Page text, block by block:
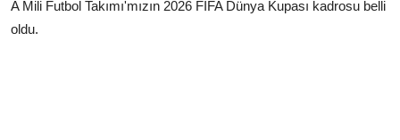
A Mili Futbol Takımı'mızın 2026 FIFA Dünya Kupası kadrosu belli
oldu.